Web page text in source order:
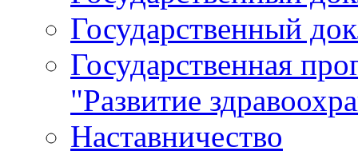
Государственный
Государственная
"Развитие
Наставничество